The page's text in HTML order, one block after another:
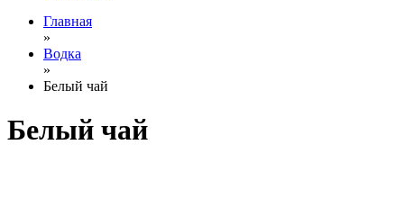
Главная
»
Водка
»
Белый чай
Белый чай